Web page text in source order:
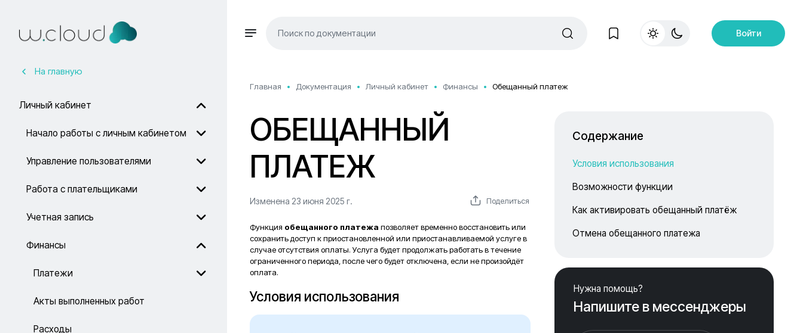
На главную
Личный кабинет
Начало работы с личным кабинетом
Управление пользователями
Работа с плательщиками
Учетная запись
Финансы
Платежи
Акты выполненных работ
Расходы
Войти
Главная Документация Личный кабинет Финансы Обещанный платеж
ОБЕЩАННЫЙ
ПЛАТЕЖ
Изменена 23 июня 2025 г. Поделиться
Функция обещанного платежа позволяет временно восстановить или
сохранить доступ к приостановленной или приостанавливаемой услуге в
случае отсутствия оплаты. Услуга будет продолжать работать в течение
ограниченного периода, после чего будет отключена, если не произойдёт
оплата.
Условия использования
Содержание
Условия использования
Возможности функции
Как активировать обещанный платёж
Отмена обещанного платежа
Нужна помощь?
Напишите в мессенджеры